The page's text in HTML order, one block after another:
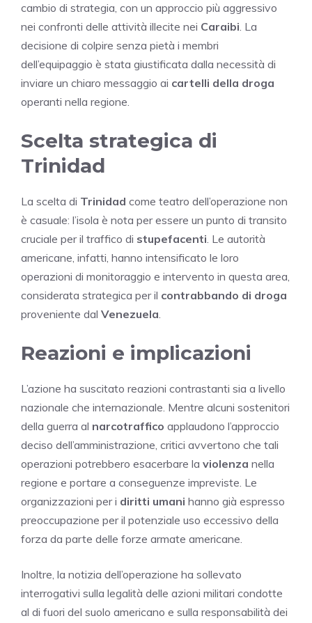
cambio di strategia, con un approccio più aggressivo
nei confronti delle attività illecite nei Caraibi. La
decisione di colpire senza pietà i membri
dell’equipaggio è stata giustificata dalla necessità di
inviare un chiaro messaggio ai cartelli della droga
operanti nella regione.
Scelta strategica di
Trinidad
La scelta di Trinidad come teatro dell’operazione non
è casuale: l’isola è nota per essere un punto di transito
cruciale per il traffico di stupefacenti. Le autorità
americane, infatti, hanno intensificato le loro
operazioni di monitoraggio e intervento in questa area,
considerata strategica per il contrabbando di droga
proveniente dal Venezuela.
Reazioni e implicazioni
L’azione ha suscitato reazioni contrastanti sia a livello
nazionale che internazionale. Mentre alcuni sostenitori
della guerra al narcotraffico applaudono l’approccio
deciso dell’amministrazione, critici avvertono che tali
operazioni potrebbero esacerbare la violenza nella
regione e portare a conseguenze impreviste. Le
organizzazioni per i diritti umani hanno già espresso
preoccupazione per il potenziale uso eccessivo della
forza da parte delle forze armate americane.
Inoltre, la notizia dell’operazione ha sollevato
interrogativi sulla legalità delle azioni militari condotte
al di fuori del suolo americano e sulla responsabilità dei